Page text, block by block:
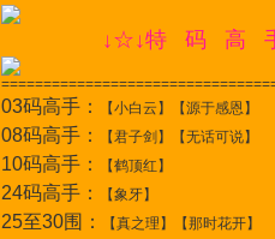
↓☆↓特 码 高
03码高手： 【小白云】【源于感恩】
08码高手： 【君子剑】【无话可说】
10码高手： 【鹤顶红】
24码高手： 【象牙】
25至30围： 【真之理】【那时花开】